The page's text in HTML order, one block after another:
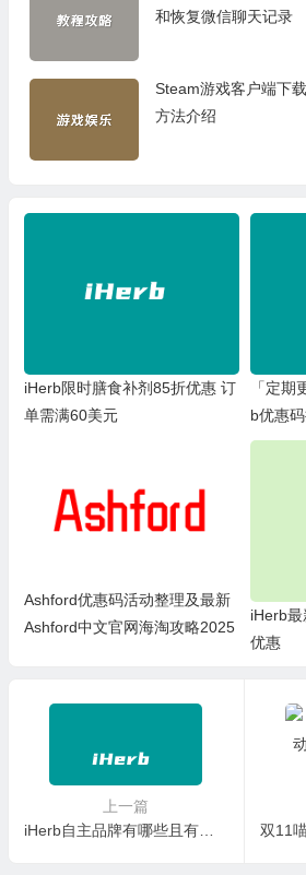
和恢复微信聊天记录
Steam游戏客户端下
方法介绍
iHerb限时膳食补剂85折优惠 订
单需满60美元
「定
b优惠
Ashford优惠码活动整理及最新
Ashford中文官网海淘攻略2025
iHerb
优惠
上一篇
iHerb自主品牌有哪些且有哪些优势不同（盘点iHerb 20+自主品牌）